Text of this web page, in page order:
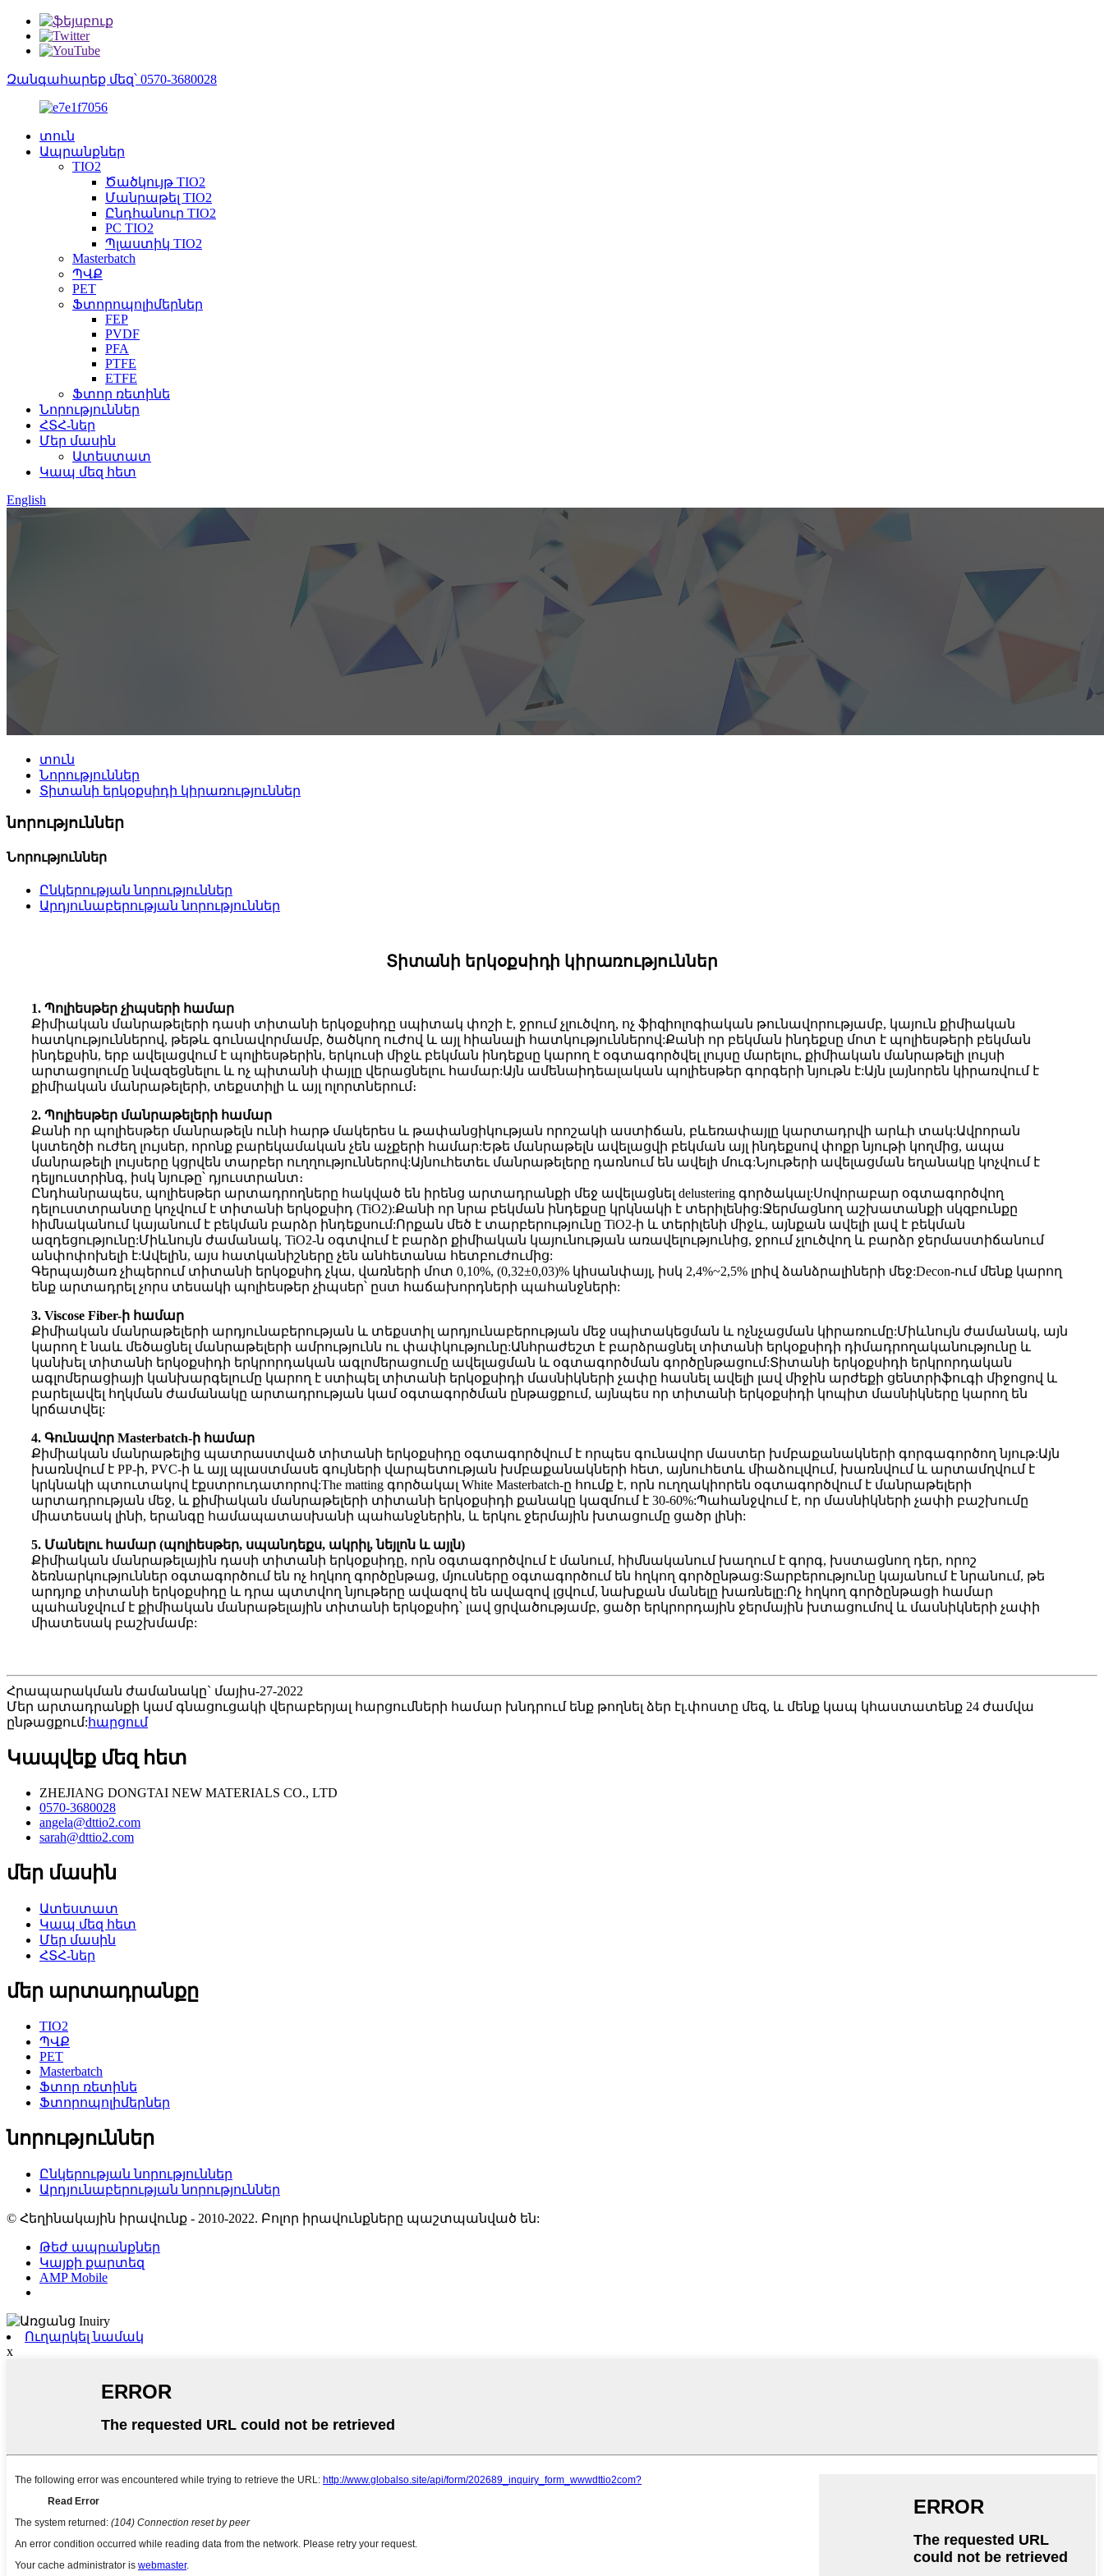
Զանգահարեք մեզ՝ 0570-3680028
տուն
Ապրանքներ
TIO2
Ծածկույթ TIO2
Մանրաթել TIO2
Ընդհանուր TIO2
PC TIO2
Պլաստիկ TIO2
Masterbatch
ՊՎՔ
PET
Ֆտորոպոլիմերներ
FEP
PVDF
PFA
PTFE
ETFE
Ֆտոր ռետինե
Նորություններ
ՀՏՀ-ներ
Մեր մասին
Ատեստատ
Կապ մեզ հետ
English
տուն
Նորություններ
Տիտանի երկօքսիդի կիրառություններ
նորություններ
Նորություններ
Ընկերության նորություններ
Արդյունաբերության նորություններ
Տիտանի երկօքսիդի կիրառություններ
1. Պոլիեսթեր չիպսերի համար
Քիմիական մանրաթելերի դասի տիտանի երկօքսիդը սպիտակ փոշի է, ջրում չլուծվող, ոչ ֆիզիոլոգիական թունավորությամբ, կայուն քիմիական
հատկություններով, թեթև գունավորմամբ, ծածկող ուժով և այլ հիանալի հատկություններով:Քանի որ բեկման ինդեքսը մոտ է պոլիեսթերի բեկման
ինդեքսին, երբ ավելացվում է պոլիեսթերին, երկուսի միջև բեկման ինդեքսը կարող է օգտագործվել լույսը մարելու, քիմիական մանրաթելի լույսի
արտացոլումը նվազեցնելու և ոչ պիտանի փայլը վերացնելու համար:Այն ամենաիդեալական պոլիեսթեր գորգերի նյութն է:Այն լայնորեն կիրառվում է
քիմիական մանրաթելերի, տեքստիլի և այլ ոլորտներում։
2. Պոլիեսթեր մանրաթելերի համար
Քանի որ պոլիեսթեր մանրաթելն ունի հարթ մակերես և թափանցիկության որոշակի աստիճան, բևեռափայլը կարտադրվի արևի տակ:Ավրորան
կստեղծի ուժեղ լույսեր, որոնք բարեկամական չեն աչքերի համար:Եթե ​​մանրաթելն ավելացվի բեկման այլ ինդեքսով փոքր նյութի կողմից, ապա
մանրաթելի լույսերը կցրվեն տարբեր ուղղություններով:Այնուհետեւ մանրաթելերը դառնում են ավելի մուգ:Նյութերի ավելացման եղանակը կոչվում է
դելյուստրինգ, իսկ նյութը՝ դյուստրանտ։
Ընդհանրապես, պոլիեսթեր արտադրողները հակված են իրենց արտադրանքի մեջ ավելացնել delustering գործակալ:Սովորաբար օգտագործվող
դելուստտրանտը կոչվում է տիտանի երկօքսիդ (TiO2):Քանի որ նրա բեկման ինդեքսը կրկնակի է տերիլենից:Ջերմացնող աշխատանքի սկզբունքը
հիմնականում կայանում է բեկման բարձր ինդեքսում:Որքան մեծ է տարբերությունը TiO2-ի և տերիլենի միջև, այնքան ավելի լավ է բեկման
ազդեցությունը:Միևնույն ժամանակ, TiO2-ն օգտվում է բարձր քիմիական կայունության առավելությունից, ջրում չլուծվող և բարձր ջերմաստիճանում
անփոփոխելի է:Ավելին, այս հատկանիշները չեն անհետանա հետբուժումից:
Գերպայծառ չիպերում տիտանի երկօքսիդ չկա, վառների մոտ 0,10%, (0,32±0,03)% կիսանփայլ, իսկ 2,4%~2,5% լրիվ ձանձրալիների մեջ:Decon-ում մենք կարող
ենք արտադրել չորս տեսակի պոլիեսթեր չիպսեր՝ ըստ հաճախորդների պահանջների:
3. Viscose Fiber-ի համար
Քիմիական մանրաթելերի արդյունաբերության և տեքստիլ արդյունաբերության մեջ սպիտակեցման և ոչնչացման կիրառումը:Միևնույն ժամանակ, այն
կարող է նաև մեծացնել մանրաթելերի ամրությունն ու փափկությունը:Անհրաժեշտ է բարձրացնել տիտանի երկօքսիդի դիմադրողականությունը և
կանխել տիտանի երկօքսիդի երկրորդական ագլոմերացումը ավելացման և օգտագործման գործընթացում:Տիտանի երկօքսիդի երկրորդական
ագլոմերացիայի կանխարգելումը կարող է ստիպել տիտանի երկօքսիդի մասնիկների չափը հասնել ավելի լավ միջին արժեքի ցենտրիֆուգի միջոցով և
բարելավել հղկման ժամանակը արտադրության կամ օգտագործման ընթացքում, այնպես որ տիտանի երկօքսիդի կոպիտ մասնիկները կարող են
կրճատվել:
4. Գունավոր Masterbatch-ի համար
Քիմիական մանրաթելից պատրաստված տիտանի երկօքսիդը օգտագործվում է որպես գունավոր մաստեր խմբաքանակների գորգագործող նյութ:Այն
խառնվում է PP-ի, PVC-ի և այլ պլաստմասե գույների վարպետության խմբաքանակների հետ, այնուհետև միաձուլվում, խառնվում և արտամղվում է
կրկնակի պտուտակով էքստրուդատորով:The matting գործակալ White Masterbatch-ը հումք է, որն ուղղակիորեն օգտագործվում է մանրաթելերի
արտադրության մեջ, և քիմիական մանրաթելերի տիտանի երկօքսիդի քանակը կազմում է 30-60%:Պահանջվում է, որ մասնիկների չափի բաշխումը
միատեսակ լինի, երանգը համապատասխանի պահանջներին, և երկու ջերմային խտացումը ցածր լինի:
5. Մանելու համար (պոլիեսթեր, սպանդեքս, ակրիլ, նեյլոն և այլն)
Քիմիական մանրաթելային դասի տիտանի երկօքսիդը, որն օգտագործվում է մանում, հիմնականում խաղում է գորգ, խստացնող դեր, որոշ
ձեռնարկություններ օգտագործում են ոչ հղկող գործընթաց, մյուսները օգտագործում են հղկող գործընթաց:Տարբերությունը կայանում է նրանում, թե
արդյոք տիտանի երկօքսիդը և դրա պտտվող նյութերը ավազով են ավազով լցվում, նախքան մանելը խառնելը:Ոչ հղկող գործընթացի համար
պահանջվում է քիմիական մանրաթելային տիտանի երկօքսիդ՝ լավ ցրվածությամբ, ցածր երկրորդային ջերմային խտացումով և մասնիկների չափի
միատեսակ բաշխմամբ:
Հրապարակման ժամանակը` մայիս-27-2022
Մեր արտադրանքի կամ գնացուցակի վերաբերյալ հարցումների համար խնդրում ենք թողնել ձեր էլ.փոստը մեզ, և մենք կապ կհաստատենք 24 ժամվա
ընթացքում: հարցում
Կապվեք մեզ հետ
ZHEJIANG DONGTAI NEW MATERIALS CO., LTD
0570-3680028
angela@dttio2.com
sarah@dttio2.com
մեր մասին
Ատեստատ
Կապ մեզ հետ
Մեր մասին
ՀՏՀ-ներ
մեր արտադրանքը
TIO2
ՊՎՔ
PET
Masterbatch
Ֆտոր ռետինե
Ֆտորոպոլիմերներ
նորություններ
Ընկերության նորություններ
Արդյունաբերության նորություններ
© Հեղինակային իրավունք - 2010-2022. Բոլոր իրավունքները պաշտպանված են:
Թեժ ապրանքներ
Կայքի քարտեզ
AMP Mobile
Ուղարկել նամակ
x